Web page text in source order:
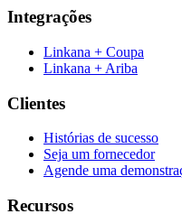
Integrações
Linkana + Coupa
Linkana + Ariba
Clientes
Histórias de sucesso
Seja um fornecedor
Agende uma
Recursos